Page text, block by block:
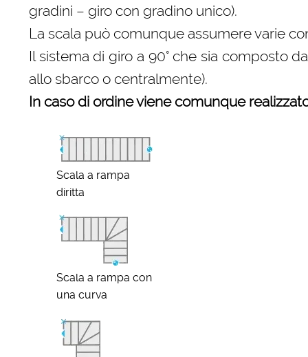
gradini – giro con gradino unico).
La scala può comunque assumere varie
Il sistema di giro a 90° che sia composto
allo sbarco o centralmente).
In caso di ordine viene comunque
Scala a rampa
diritta
Scala a rampa con
una curva